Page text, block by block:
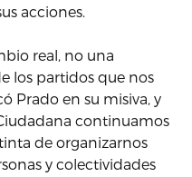
acciones.
real, no una
los partidos que nos
Prado en su misiva, y
continuamos
de organizarnos
y colectividades